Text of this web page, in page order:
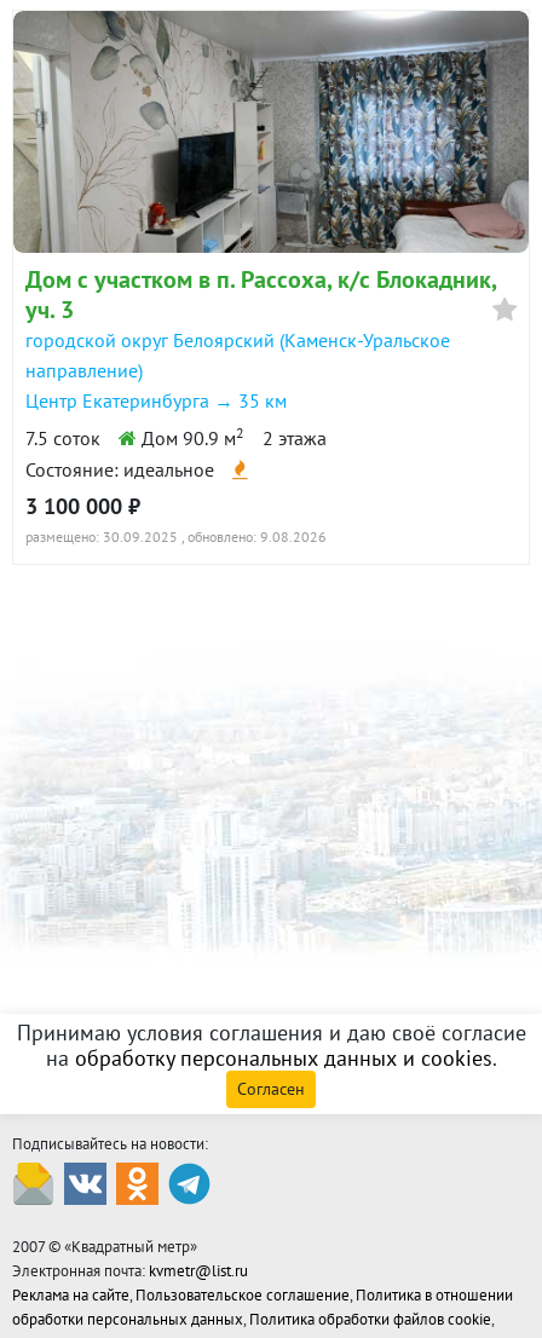
Дом с участком в п. Рассоха, к/с Блокадник,
уч. 3
городской округ Белоярский (Каменск-Уральское
направление)
Центр Екатеринбурга → 35 км
7.5 соток
Дом 90.9 м2
2 этажа
Состояние: идеальное
3 100 000 ₽
размещено: 30.09.2025 , обновлено: 9.08.2026
Принимаю условия соглашения и даю своё согласие
на обработку персональных данных и cookies.
Согласен
Подписывайтесь на новости:
2007 © «Квадратный метр»
Электронная почта: kvmetr@list.ru
Реклама на сайте, Пользовательское соглашение, Политика в отношении
обработки персональных данных, Политика обработки файлов cookie,